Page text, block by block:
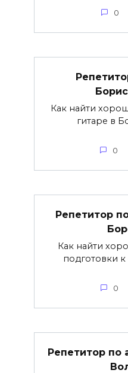
0
Как найти
гитаре в
0
Репетитор
Как найти
подготовки
0
Репетитор по